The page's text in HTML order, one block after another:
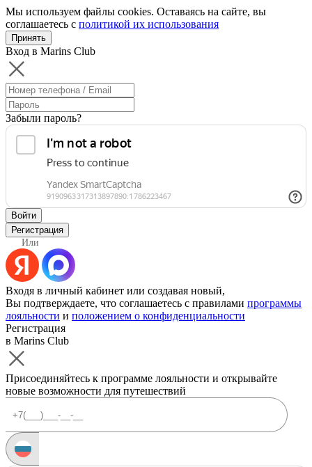
Мы используем файлы cookies. Оставаясь на сайте, вы
соглашаетесь с политикой их использования
Принять
Вход в Marins Club
Забыли пароль?
Войти
Регистрация
Или
Входя в личный кабинет или создавая новый,
Вы подтверждаете, что соглашаетесь с правилами программы
лояльности и положением о конфиденциальности
Регистрация
в Marins Club
Присоединяйтесь к программе лояльности и открывайте
новые возможности для путешествий